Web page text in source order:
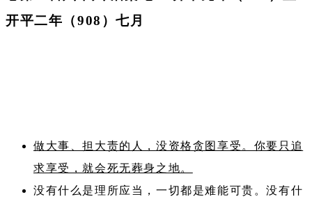
开平二年（908）七月
做大事、担大责的人，没资格贪图享受。你要只追
求享受，就会死无葬身之地。
没有什么是理所应当，一切都是难能可贵。没有什